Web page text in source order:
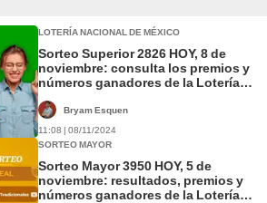
LOTERÍA NACIONAL DE MÉXICO
Sorteo Superior 2826 HOY, 8 de
noviembre: consulta los premios y
números ganadores de la Lotería
Bryam Esquen
11:08 | 08/11/2024
SORTEO MAYOR
Sorteo Mayor 3950 HOY, 5 de
noviembre: resultados, premios y
números ganadores de la Lotería